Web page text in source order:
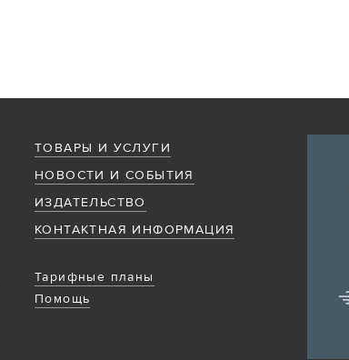
ТОВАРЫ И УСЛУГИ
НОВОСТИ И СОБЫТИЯ
ИЗДАТЕЛЬСТВО
КОНТАКТНАЯ ИНФОРМАЦИЯ
Тарифные планы
Помощь